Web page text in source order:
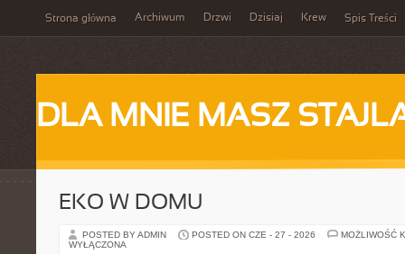
Strona główna Archiwum Drzwi Dzisiaj Krew Spis Treści
DLA MNIE MASZ
EKO W DOMU
POSTED BY ADMIN POSTED ON CZE - 27 - 2026
MOŻLIWOŚĆ
WYŁĄCZONA